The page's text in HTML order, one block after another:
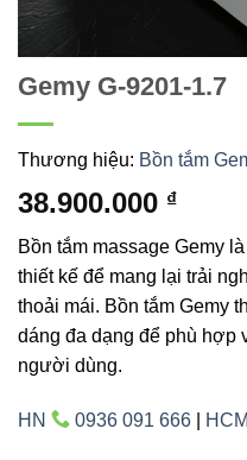
Gemy G-9201-1.7
Thương hiệu: Bồn tắm
38.900.000 ₫
Bồn tắm massage Gemy
thiết kế để mang lại trải
thoải mái. Bồn tắm Gemy
dáng đa dạng để phù hợp
người dùng.
HN 0936 091 666 HCM